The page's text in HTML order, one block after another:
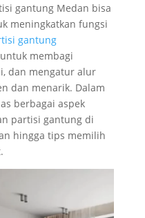
gantung Medan bisa
meningkatkan fungsi
gantung
membagi
dan mengatur alur
dan menarik. Dalam
berbagai aspek
partisi gantung di
hingga tips memilih